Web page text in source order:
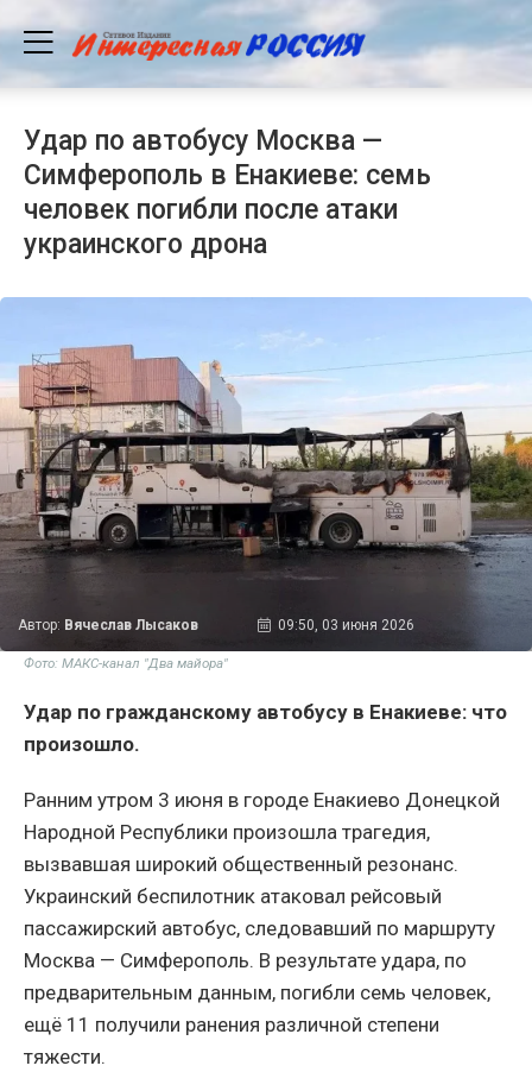
Удар по автобусу Москва —
Симферополь в Енакиеве: семь
человек погибли после атаки
украинского дрона
Автор: Вячеслав Лысаков 09:50, 03 июня 2026
Фото: МАКС-канал "Два майора"
Удар по гражданскому автобусу в Енакиеве: что
произошло.
Ранним утром 3 июня в городе Енакиево Донецкой
Народной Республики произошла трагедия,
вызвавшая широкий общественный резонанс.
Украинский беспилотник атаковал рейсовый
пассажирский автобус, следовавший по маршруту
Москва — Симферополь. В результате удара, по
предварительным данным, погибли семь человек,
ещё 11 получили ранения различной степени
тяжести.